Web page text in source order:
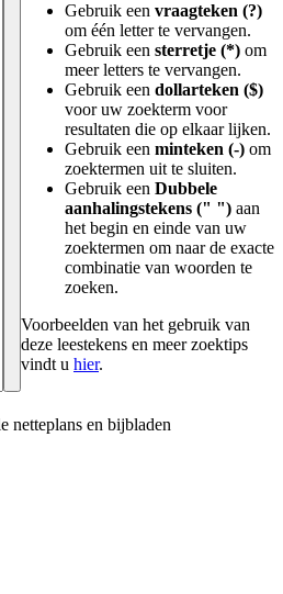
Gebruik een vraagteken (?)
om één letter te vervangen.
Gebruik een sterretje (*) om
meer letters te vervangen.
Gebruik een dollarteken ($)
voor uw zoekterm voor
resultaten die op elkaar lijken.
Gebruik een minteken (-) om
zoektermen uit te sluiten.
Gebruik een Dubbele
aanhalingstekens (" ") aan
het begin en einde van uw
zoektermen om naar de exacte
combinatie van woorden te
zoeken.
Voorbeelden van het gebruik van
deze leestekens en meer zoektips
vindt u hier.
netteplans en bijbladen